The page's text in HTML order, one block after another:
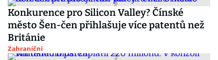
Konkurence pro Silicon Valley? Čínské
město Šen-čen přihlašuje více patentů než
Británie
Zahraniční